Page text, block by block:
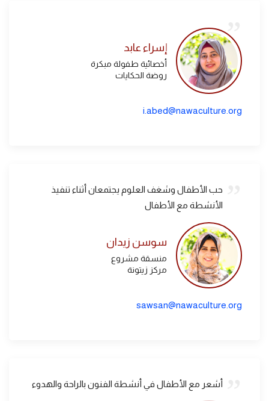
إسراء عابد
أخصائية طفولة مبكرة
روضة الحكايات
i.abed@nawaculture.org
حب الأطفال وشغف العلوم يجتمعان أثناء تنفيذ
الأنشطة مع الأطفال
سوسن زيدان
منسقة مشروع
مركز زيتونة
sawsan@nawaculture.org
أشعر مع الأطفال في أنشطة الفنون بالراحة والهدوء